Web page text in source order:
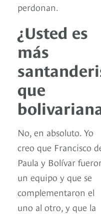
perdonan.
¿Usted es
más
que
No, en absoluto. Yo
creo que Francisco
Paula y Bolívar
un equipo y que se
complementaron el
uno al otro, y que la